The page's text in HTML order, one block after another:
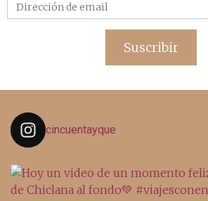
de
Suscribir
cincuentayque